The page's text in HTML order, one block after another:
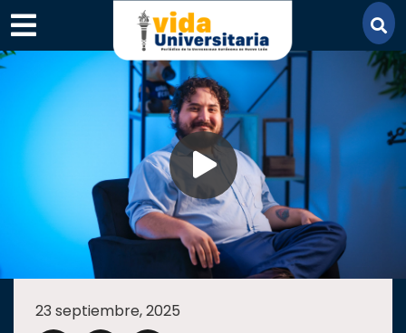
×
SECCIONES
ACADEMIA
23 septiembre, 2025